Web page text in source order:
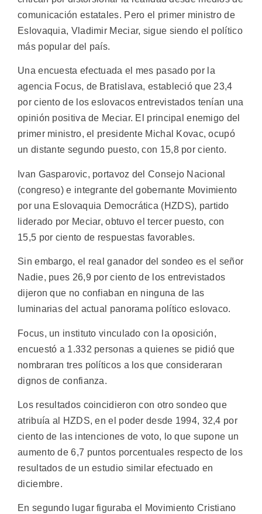
comunicación estatales. Pero el primer ministro de
Eslovaquia, Vladimir Meciar, sigue siendo el político
más popular del país.
Una encuesta efectuada el mes pasado por la
agencia Focus, de Bratislava, estableció que 23,4
por ciento de los eslovacos entrevistados tenían una
opinión positiva de Meciar. El principal enemigo del
primer ministro, el presidente Michal Kovac, ocupó
un distante segundo puesto, con 15,8 por ciento.
Ivan Gasparovic, portavoz del Consejo Nacional
(congreso) e integrante del gobernante Movimiento
por una Eslovaquia Democrática (HZDS), partido
liderado por Meciar, obtuvo el tercer puesto, con
15,5 por ciento de respuestas favorables.
Sin embargo, el real ganador del sondeo es el señor
Nadie, pues 26,9 por ciento de los entrevistados
dijeron que no confiaban en ninguna de las
luminarias del actual panorama político eslovaco.
Focus, un instituto vinculado con la oposición,
encuestó a 1.332 personas a quienes se pidió que
nombraran tres políticos a los que consideraran
dignos de confianza.
Los resultados coincidieron con otro sondeo que
atribuía al HZDS, en el poder desde 1994, 32,4 por
ciento de las intenciones de voto, lo que supone un
aumento de 6,7 puntos porcentuales respecto de los
resultados de un estudio similar efectuado en
diciembre.
En segundo lugar figuraba el Movimiento Cristiano